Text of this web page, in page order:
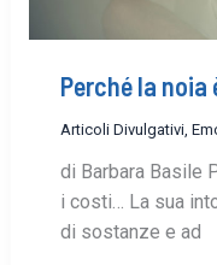
Perché la
Articoli Divulgativi,
di Barbara Basile
i costi… La sua
di sostanze e ad